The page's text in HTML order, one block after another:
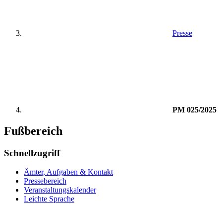
Presse
PM 025/2025
Fußbereich
Schnellzugriff
Ämter, Aufgaben & Kontakt
Pressebereich
Veranstaltungskalender
Leichte Sprache